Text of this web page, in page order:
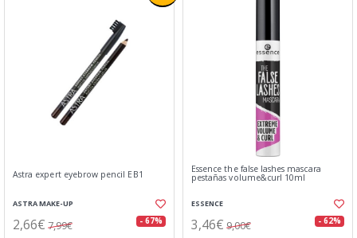
Astra expert eyebrow pencil EB1
ASTRA MAKE-UP
2,66€ 7,99€ - 67%
Essence the false lashes mascara
pestañas volume&curl 10ml
ESSENCE
3,46€ 9,00€ - 62%